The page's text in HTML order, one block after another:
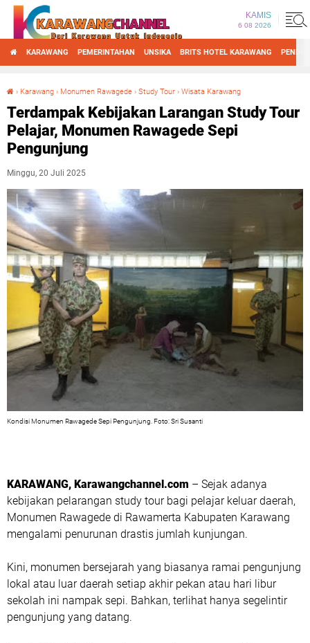
KAMIS
6 08 2026
KARAWANG PEMERINTAHAN UNSIKA BRITS HOTEL KARAWANG
› Karawang › Monumen Rawagede › Study Tour › Wisata Karawang
Terdampak Kebijakan Larangan Study Tour
Pelajar, Monumen Rawagede Sepi
Pengunjung
Minggu, 20 Juli 2025
Kondisi Monumen Rawagede Sepi Pengunjung. Foto: Sri Susanti
KARAWANG, Karawangchannel.com – Sejak adanya
kebijakan pelarangan study tour bagi pelajar keluar daerah,
Monumen Rawagede di Rawamerta Kabupaten Karawang
mengalami penurunan drastis jumlah kunjungan.
Kini, monumen bersejarah yang biasanya ramai pengunjung
lokal atau luar daerah setiap akhir pekan atau hari libur
sekolah ini nampak sepi. Bahkan, terlihat hanya segelintir
pengunjung yang datang.